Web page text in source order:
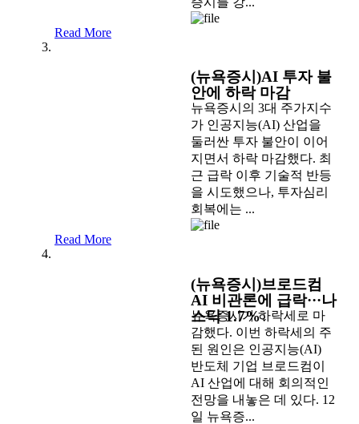
Read More
(뉴욕증시)AI 투자 불
안에 하락 마감
뉴욕증시의 3대 주가지수
가 인공지능(AI) 산업을
둘러싼 투자 불안이 이어
지면서 하락 마감했다. 최
근 급락 이후 기술적 반등
을 시도했으나, 투자심리
회복에는 ...
Read More
(뉴욕증시)브로드컴
AI 비관론에 급락···나
스닥 1.7%↓
뉴욕증시가 하락세로 마
감했다. 이번 하락세의 주
된 원인은 인공지능(AI)
반도체 기업 브로드컴이
AI 산업에 대해 회의적인
전망을 내놓은 데 있다. 12
일 뉴욕증...